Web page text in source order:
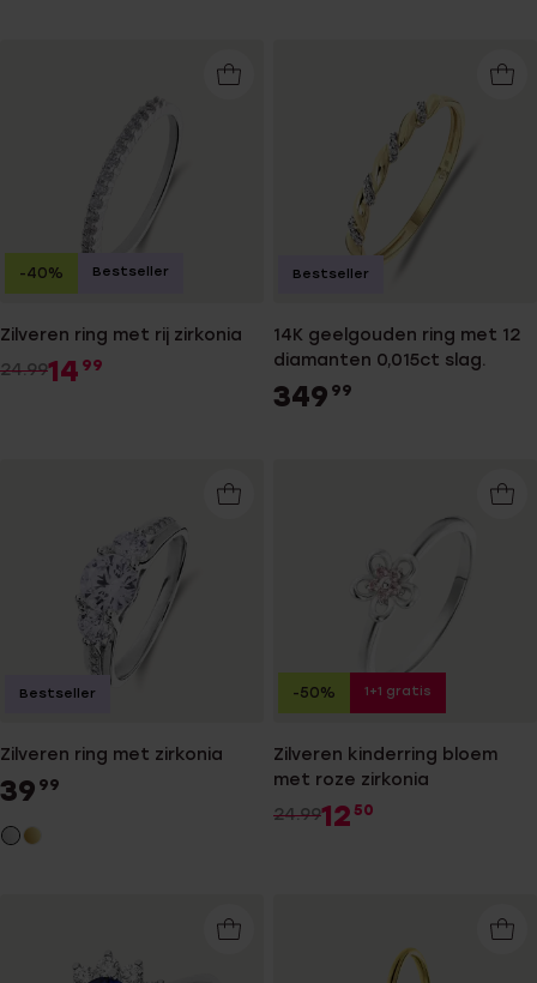
Zilveren ring met rij zirkonia
24.9914 99
-40% Bestseller
14K geelgouden ring met 12
diamanten 0,015ct slag.
349 99
Bestseller
Zilveren ring met zirkonia
39 99
Bestseller
Zilveren kinderring bloem
met roze zirkonia
24.9912 50
-50% 1+1 gratis